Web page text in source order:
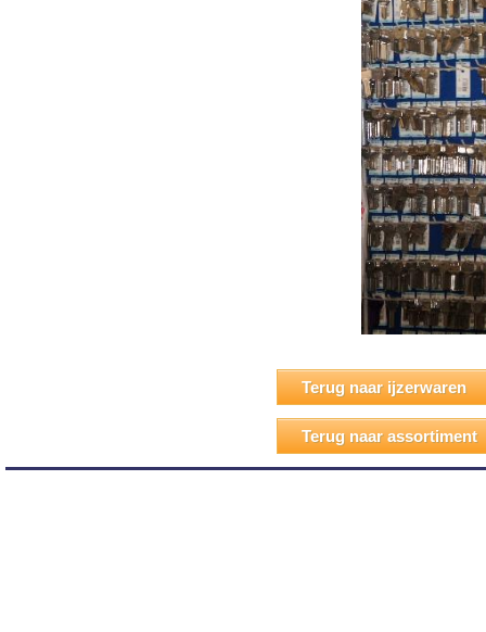
Terug naar ijzerwaren
Terug naar assortiment